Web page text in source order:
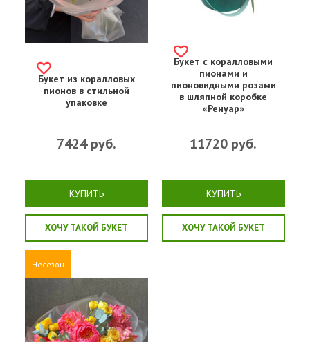
Букет из коралловых
пионов в стильной
упаковке
7424руб.
КУПИТЬ
ХОЧУ ТАКОЙ БУКЕТ
Букет с коралловыми
пионами и
пионовидными розами
в шляпной коробке
«Ренуар»
11720 руб.
КУПИТЬ
ХОЧУ ТАКОЙ БУКЕТ
Несезон